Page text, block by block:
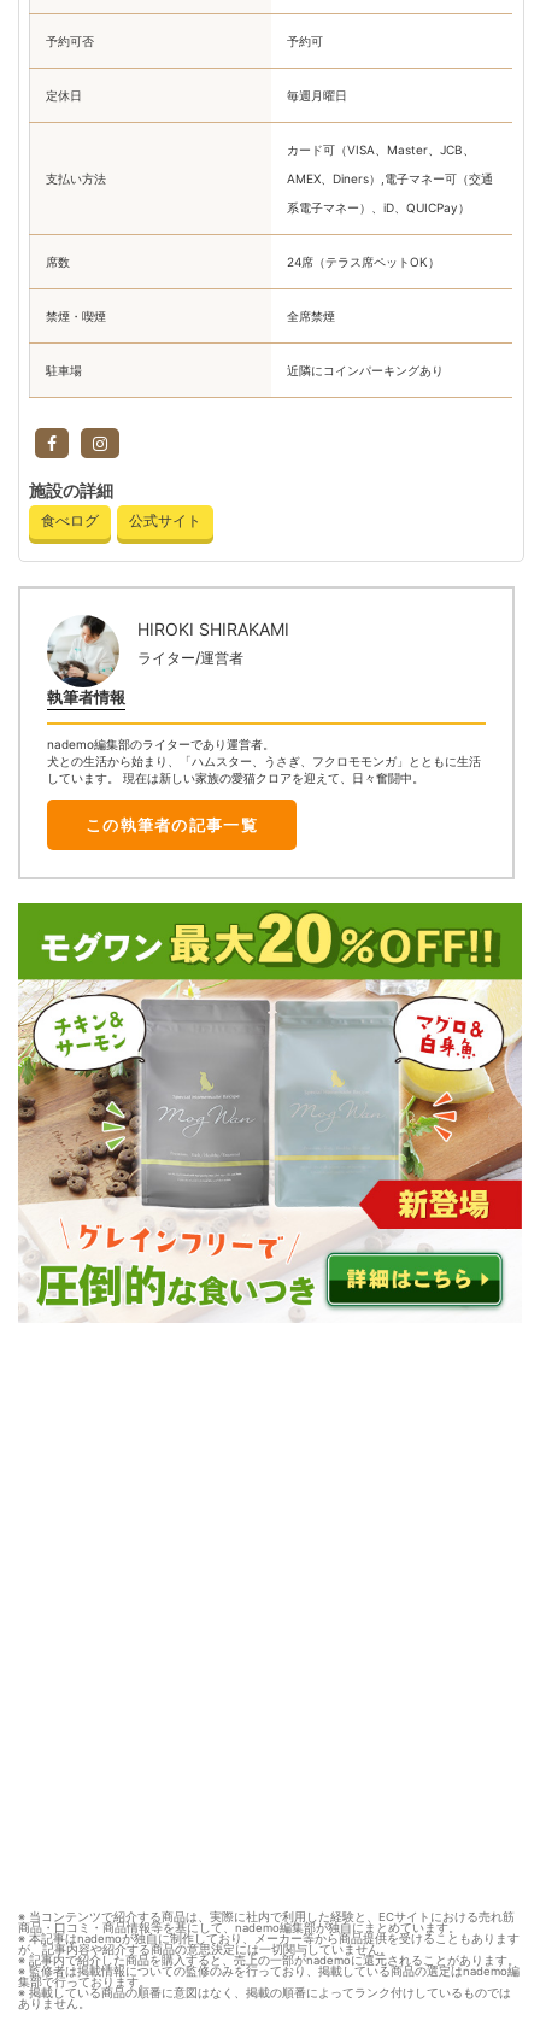
予約可否 予約可
定休日 毎週月曜日
支払い方法
カード可（VISA、Master、JCB、
AMEX、Diners）,電子マネー可（交通
系電子マネー）、iD、QUICPay）
席数 24席（テラス席ペットOK）
禁煙・喫煙 全席禁煙
駐車場 近隣にコインパーキングあり
施設の詳細
食べログ 公式サイト
執筆者情報
HIROKI SHIRAKAMI
ライター/運営者
nademo編集部のライターであり運営者。
犬との生活から始まり、「ハムスター、うさぎ、フクロモモンガ」とともに生活
しています。 現在は新しい家族の愛猫クロアを迎えて、日々奮闘中。
この執筆者の記事一覧
※ 当コンテンツで紹介する商品は、実際に社内で利用した経験と、ECサイトにおける売れ筋
商品・口コミ・商品情報等を基にして、nademo編集部が独自にまとめています。
※ 本記事はnademoが独自に制作しており、メーカー等から商品提供を受けることもあります
が、記事内容や紹介する商品の意思決定には一切関与していません。
※ 記事内で紹介した商品を購入すると、売上の一部がnademoに還元されることがあります。
※ 監修者は掲載情報についての監修のみを行っており、掲載している商品の選定はnademo編
集部で行っております。
※ 掲載している商品の順番に意図はなく、掲載の順番によってランク付けしているものでは
ありません。